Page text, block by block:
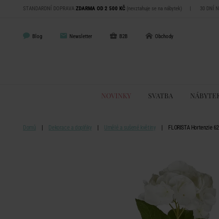
STANDARDNÍ DOPRAVA ZDARMA OD 2 500 KČ (nevztahuje se na nábytek) | 30 DNÍ
Blog Newsletter B2B Obchody
NOVINKY SVATBA
Domů Dekorace a doplňky Umělé a sušené květiny FLORISTA Hortenzie